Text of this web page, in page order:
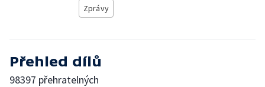
Zprávy
Přehled dílů
98397 přehratelných